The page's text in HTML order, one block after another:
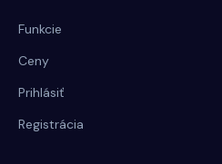
Funkcie
Ceny
Prihlásiť
Registrácia